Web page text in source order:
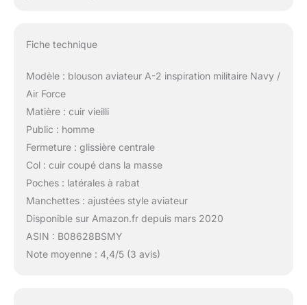
Fiche technique
Modèle : blouson aviateur A-2 inspiration militaire Navy /
Air Force
Matière : cuir vieilli
Public : homme
Fermeture : glissière centrale
Col : cuir coupé dans la masse
Poches : latérales à rabat
Manchettes : ajustées style aviateur
Disponible sur Amazon.fr depuis mars 2020
ASIN : B08628BSMY
Note moyenne : 4,4/5 (3 avis)